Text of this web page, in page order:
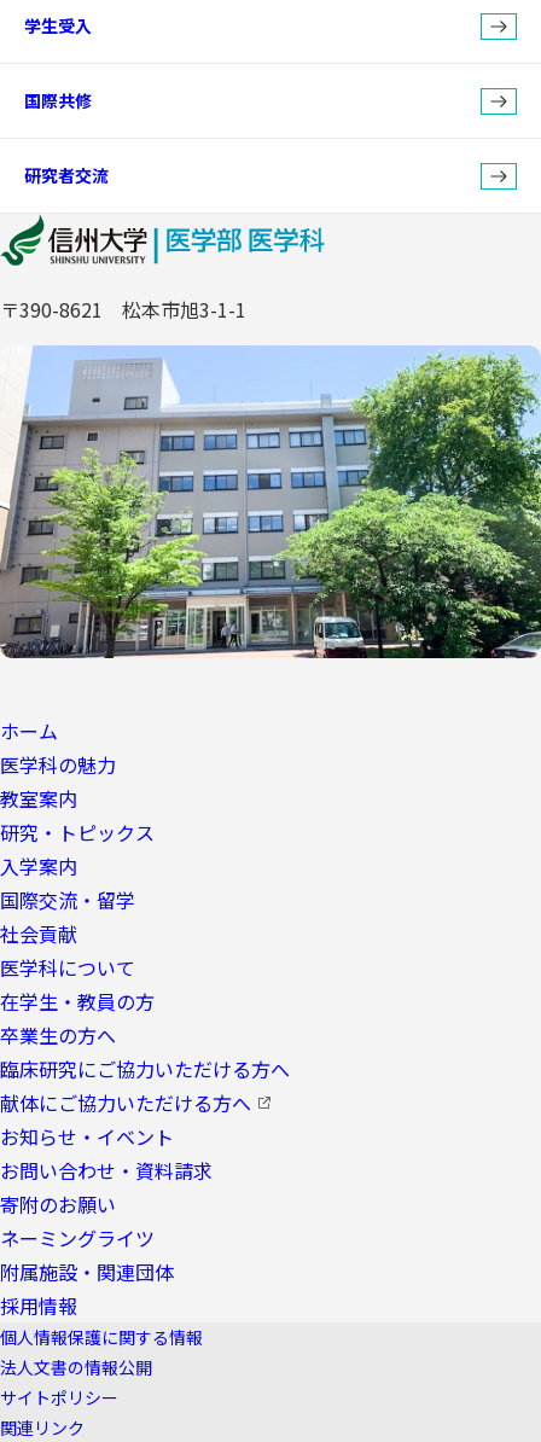
学生受入
国際共修
研究者交流
〒390-8621 松本市旭3-1-1
ホーム
医学科の魅力
教室案内
研究・トピックス
入学案内
国際交流・留学
社会貢献
医学科について
在学生・教員の方
卒業生の方へ
臨床研究にご協力いただける方へ
献体にご協力いただける方へ
お知らせ・イベント
お問い合わせ・資料請求
寄附のお願い
ネーミングライツ
附属施設・関連団体
採用情報
個人情報保護に関する情報
法人文書の情報公開
サイトポリシー
関連リンク